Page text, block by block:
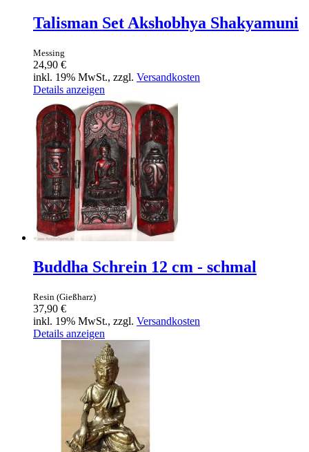
Talisman Set Akshobhya Shakyamuni
Messing
24,90 €
inkl. 19% MwSt., zzgl. Versandkosten
Details anzeigen
Buddha Schrein 12 cm - schmal
Resin (Gießharz)
37,90 €
inkl. 19% MwSt., zzgl. Versandkosten
Details anzeigen